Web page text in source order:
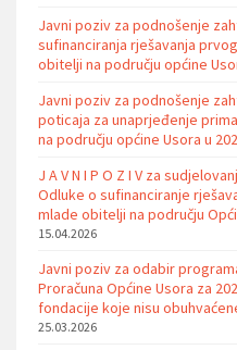
Javni poziv za podnošenje
sufinanciranja rješavanja
obitelji na području općine
Javni poziv za podnošenje
poticaja za unaprjeđenje
na području općine Usora u
J A V N I P O Z I V za
Odluke o sufinanciranje
mlade obitelji na području
15.04.2026
Javni poziv za odabir
Proračuna Općine Usora za
fondacije koje nisu
25.03.2026